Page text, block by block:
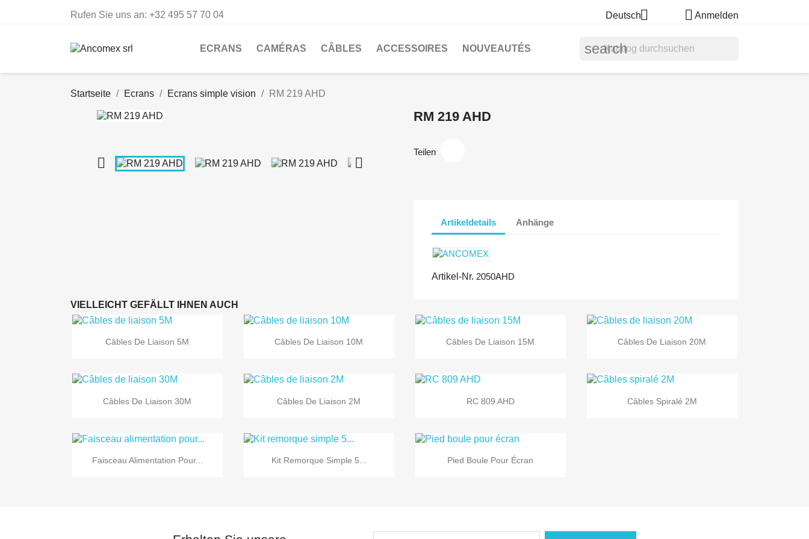
Rufen Sie uns an: +32 495 57 70 04 Deutsch  Anmelden
ECRANS CAMÉRAS CÂBLES ACCESSOIRES NOUVEAUTÉS search
Startseite Ecrans Ecrans simple vision RM 219 AHD
 
RM 219 AHD
Teilen
Artikeldetails Anhänge
Artikel-Nr. 2050AHD
VIELLEICHT GEFÄLLT IHNEN AUCH
 Vorschau
Câbles De Liaison 5M  Vorschau
Câbles De Liaison 10M  Vorschau
Câbles De Liaison 15M  Vorschau
Câbles De Liaison 20M
 Vorschau
Câbles De Liaison 30M  Vorschau
Câbles De Liaison 2M  Vorschau
RC 809 AHD  Vorschau
Câbles Spiralé 2M
 Vorschau
Faisceau Alimentation Pour...  Vorschau
Kit Remorque Simple 5...  Vorschau
Pied Boule Pour Écran